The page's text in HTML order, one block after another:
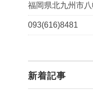
福岡県北九州市
093(616)8481
新着記事